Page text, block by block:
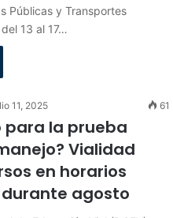
Públicas y Transportes
13 al 17…
11, 2025 61
para la prueba
Vialidad
en horarios
agosto